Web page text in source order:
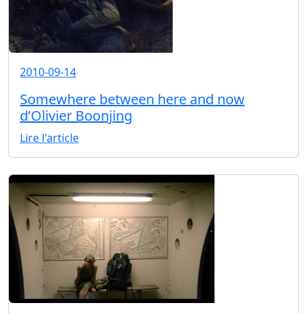
2010-09-14
Somewhere between here and now
d’Olivier Boonjing
Lire l'article